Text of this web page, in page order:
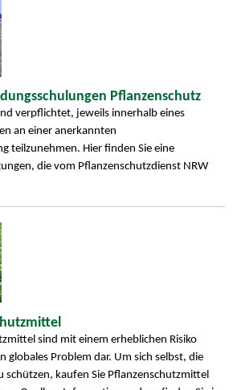
Pflanzenschutz
verpflichtet, jeweils innerhalb eines
an einer anerkannten
teilzunehmen. Hier finden Sie eine
die vom Pflanzenschutzdienst NRW
sind mit einem erheblichen Risiko
globales Problem dar. Um sich selbst, die
schützen, kaufen Sie Pflanzenschutzmittel